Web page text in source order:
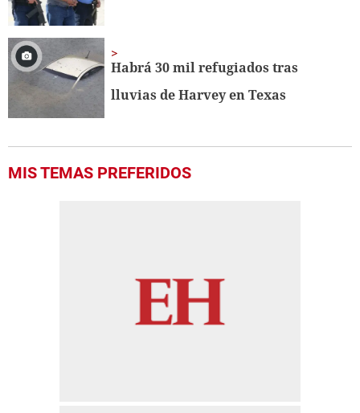
Habrá 30 mil refugiados tras
lluvias de Harvey en Texas
MIS TEMAS PREFERIDOS